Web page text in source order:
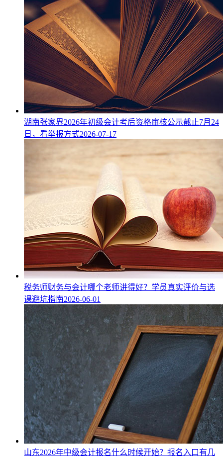
湖南张家界2026年初级会计考后资格审核公示截止7月24
日，看举报方式2026-07-17
税务师财务与会计哪个老师讲得好？学员真实评价与选
课避坑指南2026-06-01
山东2026年中级会计报名什么时候开始？报名入口有几